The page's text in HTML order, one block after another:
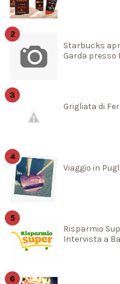
Starbucks
Garda presso
Grigliata di
Viaggio in
Risparmio
Intervista a